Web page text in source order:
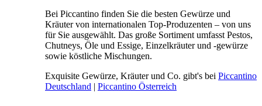
Bei Piccantino finden Sie die besten Gewürze und
Kräuter von internationalen Top-Produzenten – von uns
für Sie ausgewählt. Das große Sortiment umfasst Pestos,
Chutneys, Öle und Essige, Einzelkräuter und -gewürze
sowie köstliche Mischungen.
Exquisite Gewürze, Kräuter und Co. gibt's bei Piccantino
Deutschland | Piccantino Österreich